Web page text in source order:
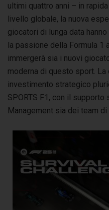
ultimi quattro anni – in
livello globale, la nuova
giocatori di lunga data
la passione della Formula 1
immergerà sia i nuovi
moderna di questo sport. La
investimento strategico
SPORTS F1, con il supporto
Management sia dei team di